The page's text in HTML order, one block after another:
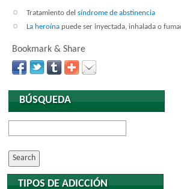
Tratamiento del síndrome de abstinencia
La heroína puede ser inyectada, inhalada o
Bookmark & Share
BÚSQUEDA
TIPOS DE ADICCIÓN